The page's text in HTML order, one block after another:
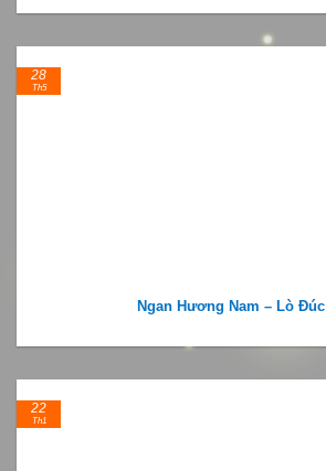
Ngan Hương Nam – Lò Đúc
28
Th5
22
Th1